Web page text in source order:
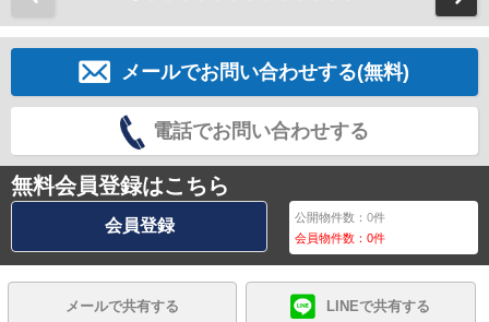
メールでお問い合わせする(無料)
電話でお問い合わせする
無料会員登録はこちら
会員登録 公開物件数：0件
会員物件数：0件
メールで共有する LINEで共有する